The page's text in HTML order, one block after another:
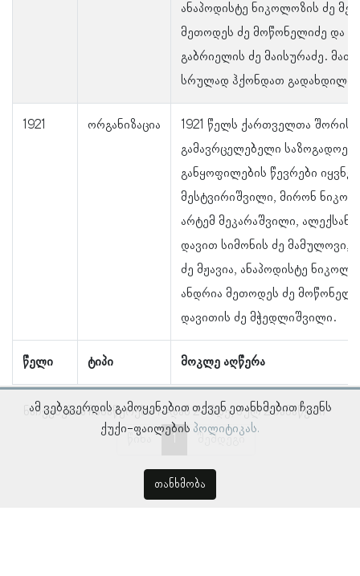
წელი ტიპი მოკლე აღწერა
ანაპოდისტე ნიკოლოზის ძე
მეთოდეს ძე მოწონელიძე და
გაბრიელის ძე მაისურაძე. მათ
სრულად ჰქონდათ გადახდილი.
1921 ორგანიზაცია
1921 წელს ქართველთა შორის
გამავრცელებელი
განყოფილების წევრები
მესტვირიშვილი, მირონ
არტემ მეკარაშვილი,
დავით სიმონის ძე მამულოვი,
ძე მჟავია, ანაპოდისტე
ანდრია მეთოდეს ძე
დავითის ძე მჭედლიშვილი.
ნაჩვენებია ჩანაწერები 1–დან 2–მდე, სულ 2 ჩანაწერი
წინა
შემდეგი
ამ ვებგვერდის გამოყენებით თქვენ ეთანხმებით ჩვენს
ქუქი-ფაილების პოლიტიკას.
თანხმობა